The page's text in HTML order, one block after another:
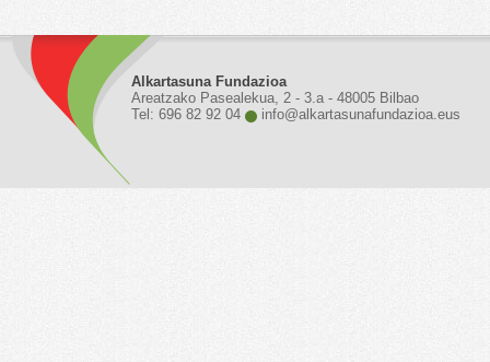
Alkartasuna Fundazioa
Areatzako Pasealekua, 2 - 3.a - 48005 Bilbao
Tel: 696 82 92 04
info@alkartasunafundazioa.eus